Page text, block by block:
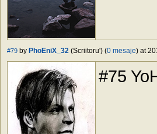
#79 by PhoEniX_32 (Scriitoru') (0 mesaje) at
#75